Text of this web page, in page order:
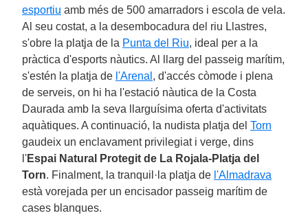
esportiu amb més de 500 amarradors i escola de vela.
Al seu costat, a la desembocadura del riu Llastres,
s'obre la platja de la Punta del Riu, ideal per a la
pràctica d'esports nàutics. Al llarg del passeig marítim,
s'estén la platja de l'Arenal , d'accés còmode i plena
de serveis, on hi ha l'estació nàutica de la Costa
Daurada amb la seva llarguísima oferta d'activitats
aquàtiques. A continuació, la nudista platja del Torn
gaudeix un enclavament privilegiat i verge, dins
l'Espai Natural Protegit de La Rojala-Platja del
Torn. Finalment, la tranquil·la platja de l'Almadrava
està vorejada per un encisador passeig marítim de
cases blanques.